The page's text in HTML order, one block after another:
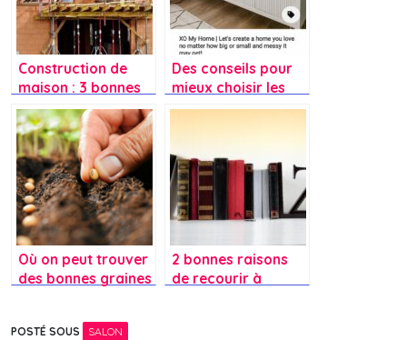
Construction de
maison : 3 bonnes
raisons de faire
appel à un
professionnel
Des conseils pour
mieux choisir les
bonnes meubles ?
Où on peut trouver
des bonnes graines
2 bonnes raisons
de recourir à
POSTÉ SOUS SALON